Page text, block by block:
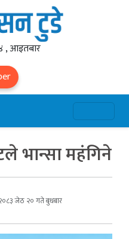
, आइतबार
भान्सा महंगिने
जेठ २० गते बुधबार